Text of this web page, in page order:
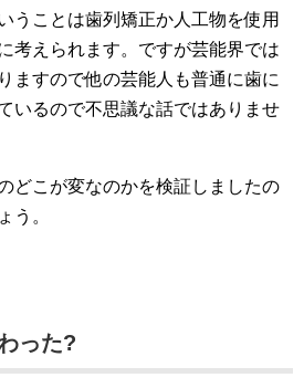
うことは歯列矯正か人工物を使用
考えられます。ですが芸能界では
ますので他の芸能人も普通に歯に
いるので不思議な話ではありませ
どこが変なのかを検証しましたの
う。
った?